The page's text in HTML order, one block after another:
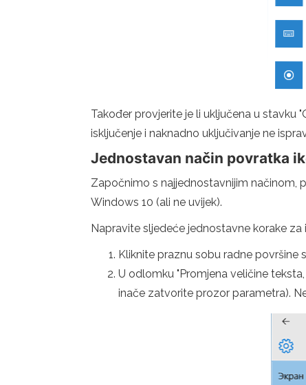
Također provjerite je li uključena u stavku
isključenje i naknadno uključivanje ne
Jednostavan način povratka
Započnimo s najjednostavnijim načinom,
Windows 10 (ali ne uvijek).
Napravite sljedeće jednostavne korake za
Kliknite praznu sobu radne površine
U odlomku "Promjena veličine
inače zatvorite prozor parametra).